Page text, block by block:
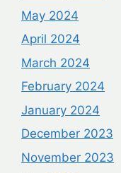
May 2024
April 2024
March 2024
February 2024
January 2024
December 2023
November 2023